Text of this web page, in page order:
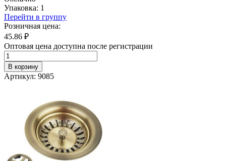
Упаковка: 1
Перейти в группу
Розничная цена:
45.86 ₽
Оптовая цена доступна после регистрации
В корзину
Артикул: 9085